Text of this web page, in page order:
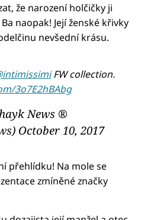
že narození holčičky ji
naopak! Její ženské křivky
nevšední krásu.
FW collection.
3o7E2hBAbg
News ®
October 10, 2017
přehlídku! Na mole se
zmíněné značky